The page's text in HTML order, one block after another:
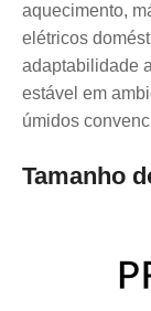
aquecimento,
elétricos
adaptabilidade
estável em
úmidos
Tamanho